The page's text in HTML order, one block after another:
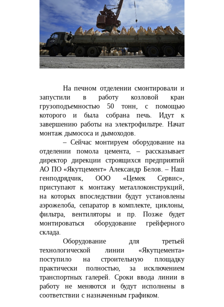
Контакты
+7 (423) 234 50 50
info@vostokcement.ru
На печном отделении смонтировали и
запустили в работу козловой кран
грузоподъемностью 50 тонн, с помощью
которого и была собрана печь. Идут к
завершению работы на электрофильтре. Начат
монтаж дымососа и дымоходов.
– Сейчас монтируем оборудование на
отделении помола цемента, – рассказывает
директор дирекции строящихся предприятий
АО ПО «Якутцемент» Александр Белов. – Наш
генподрядчик, ООО «Цемек Сервис»,
приступают к монтажу металлоконструкций,
на которых впоследствии будут установлены
аэрожелоба, сепаратор в комплекте, циклоны,
фильтра, вентиляторы и пр. Позже будет
монтироваться оборудование грейферного
склада.
Оборудование для третьей
технологической линии «Якутцемента»
поступило на строительную площадку
практически полностью, за исключением
транспортных галерей. Срокиввода линии в
работу не меняются и будут исполнены в
соответствии с назначенным графиком.